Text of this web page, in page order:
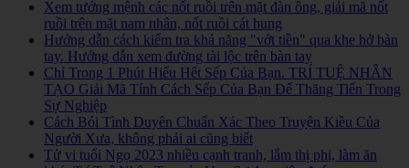
Xem tướng mệnh các nốt ruồi trên mặt đàn ông, giải mã nốt
ruồi trên mặt nam nhân, nốt ruồi cát hung
Hướng dẫn cách kiểm tra khả năng "vớt tiền" qua khe hở bàn
tay. Hướng dẫn xem đường tài lộc trên bàn tay
Chỉ Trong 1 Phút Hiểu Hết Sếp Của Bạn. TRÍ TUỆ NHÂN
TẠO Giải Mã Tính Cách Sếp Của Bạn Để Thăng Tiến Trong
Sự Nghiệp
Cách Bói Tình Duyên Chuẩn Xác Theo Truyện Kiều Của
Người Xưa, không phải ai cũng biết
Tử vi tuổi Ngọ 2023 nhiều cạnh tranh, lắm thị phi, làm ăn